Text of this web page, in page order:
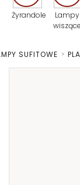
Żyrandole
Lampy
wiszące
SUFITOWE >